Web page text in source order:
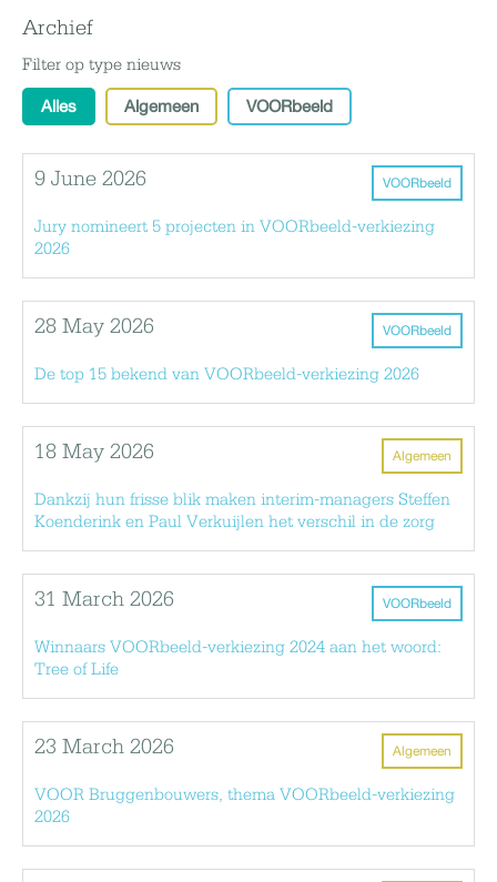
Archief
Filter op type nieuws
Alles Algemeen VOORbeeld
VOORbeeld
9 June 2026
Jury nomineert 5 projecten in VOORbeeld-verkiezing
2026
VOORbeeld
28 May 2026
De top 15 bekend van VOORbeeld-verkiezing 2026
Algemeen
18 May 2026
Dankzij hun frisse blik maken interim-managers Steffen
Koenderink en Paul Verkuijlen het verschil in de zorg
VOORbeeld
31 March 2026
Winnaars VOORbeeld-verkiezing 2024 aan het woord:
Tree of Life
Algemeen
23 March 2026
VOOR Bruggenbouwers, thema VOORbeeld-verkiezing
2026